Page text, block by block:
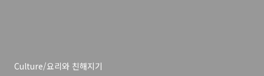
Culture/요리와 친해지기